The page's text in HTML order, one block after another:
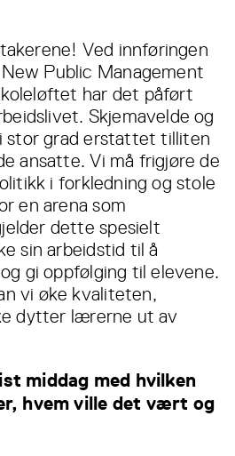
Ved innføringen
Public Management
har det påført
Skjemavelde og
stor grad erstattet tilliten
ansatte. Vi må frigjøre de
i forkledning og stole
en arena som
dette spesielt
sin arbeidstid til å
gi oppfølging til elevene.
vi øke kvaliteten,
dytter lærerne ut av
middag med hvilken
hvem ville det vært og